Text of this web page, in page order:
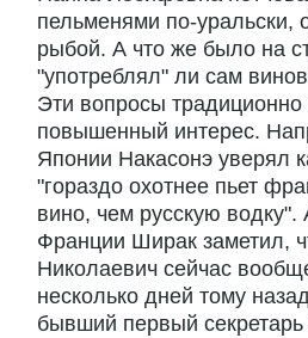
пельменями по-уральски,
рыбой. А что же было на
"употреблял" ли сам
Эти вопросы
повышенный интерес.
Японии Накасонэ уверял
"гораздо охотнее пьет
вино, чем русскую водку".
Франции Ширак заметил,
Николаевич сейчас
несколько дней тому
бывший первый